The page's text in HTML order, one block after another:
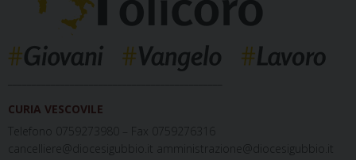
CURIA VESCOVILE
Telefono 0759273980 – Fax 0759276316
cancelliere@diocesigubbio.it amministrazione@diocesigubbio.it